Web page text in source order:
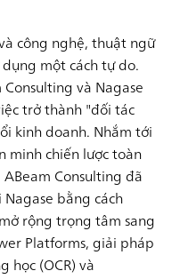
công nghệ, thuật ngữ
một cách tự do.
và Nagase
trở thành "đối tác
kinh doanh. Nhắm tới
minh chiến lược toàn
Consulting đã
bằng cách
rộng trọng tâm sang
Platforms, giải pháp
học (OCR) và